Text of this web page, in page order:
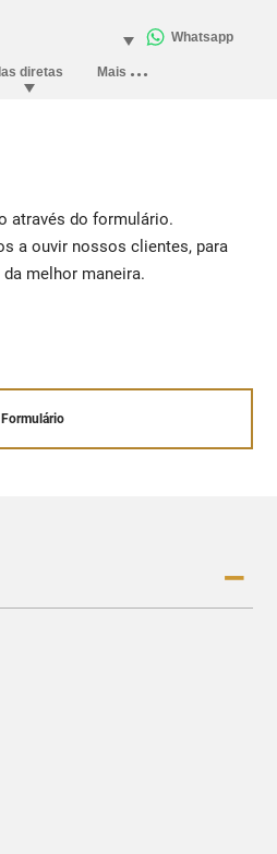
através do formulário.
a ouvir nossos clientes, para
melhor maneira.
Formulário